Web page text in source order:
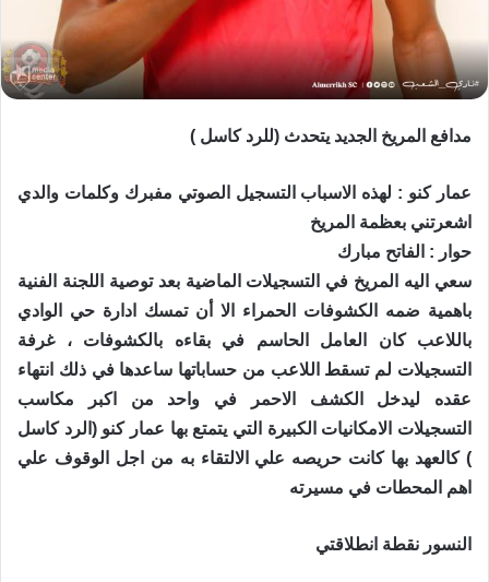
مدافع المريخ الجديد يتحدث (للرد كاسل )
عمار كنو : لهذه الاسباب التسجيل الصوتي مفبرك وكلمات والدي
اشعرتني بعظمة المريخ
حوار : الفاتح مبارك
سعي اليه المريخ في التسجيلات الماضية بعد توصية اللجنة الفنية
باهمية ضمه الكشوفات الحمراء الا أن تمسك ادارة حي الوادي
باللاعب كان العامل الحاسم في بقاءه بالكشوفات ، غرفة
التسجيلات لم تسقط اللاعب من حساباتها ساعدها في ذلك انتهاء
عقده ليدخل الكشف الاحمر في واحد من اكبر مكاسب
التسجيلات الامكانيات الكبيرة التي يتمتع بها عمار كنو (الرد كاسل
) كالعهد بها كانت حريصه علي الالتقاء به من اجل الوقوف علي
اهم المحطات في مسيرته
النسور نقطة انطلاقتي